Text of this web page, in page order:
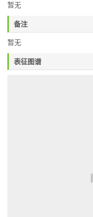
暂无
备注
暂无
表征图谱